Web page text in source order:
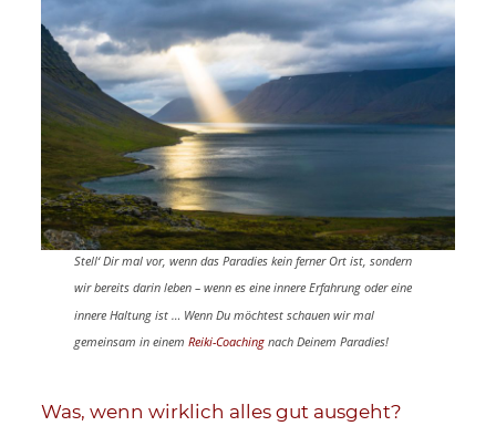
Stell‘ Dir mal vor, wenn das Paradies kein ferner Ort ist, sondern
wir bereits darin leben – wenn es eine innere Erfahrung oder eine
innere Haltung ist … Wenn Du möchtest schauen wir mal
gemeinsam in einem Reiki-Coaching nach Deinem Paradies!
Was, wenn wirklich alles gut ausgeht?